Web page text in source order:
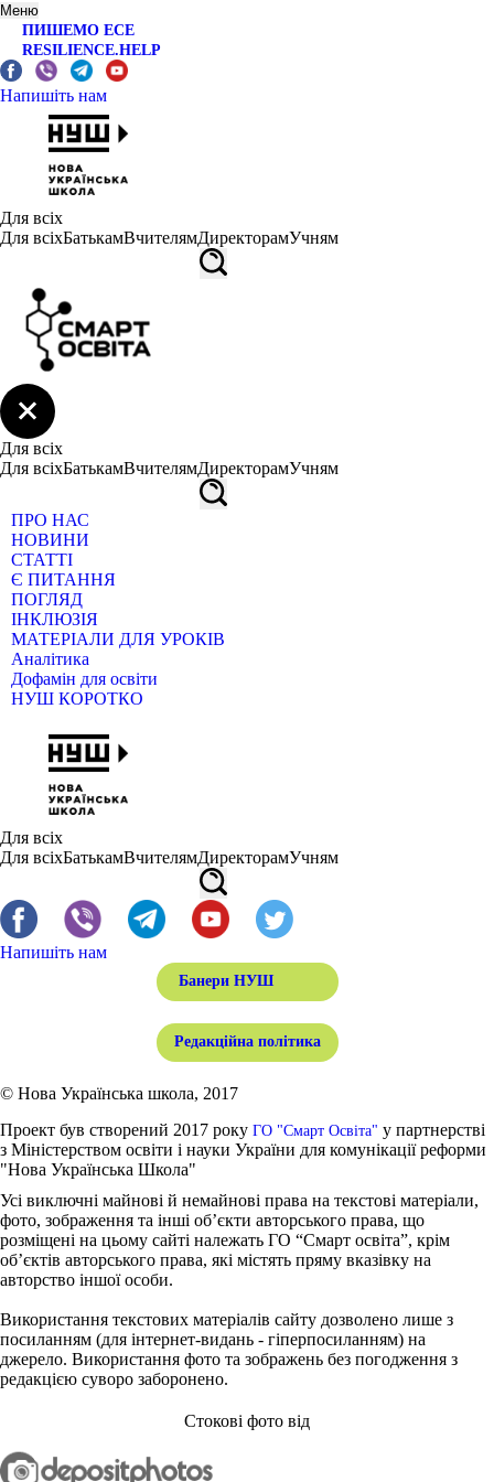
Меню
ПИШЕМО ЕСЕ
RESILIENCE.HELP
Напишіть нам
Для всіх
Для всіхБатькамВчителямДиректорамУчням
Для всіх
Для всіхБатькамВчителямДиректорамУчням
ПРО НАС
НОВИНИ
СТАТТІ
Є ПИТАННЯ
ПОГЛЯД
ІНКЛЮЗІЯ
МАТЕРІАЛИ ДЛЯ УРОКІВ
Аналітика
Дофамін для освіти
НУШ КОРОТКО
Для всіх
Для всіхБатькамВчителямДиректорамУчням
Напишіть нам
Банери НУШ
Редакційна політика
© Нова Українська школа, 2017
Проект був створений 2017 року ГО "Смарт Освіта" у партнерстві
з Міністерством освіти і науки України для комунікації реформи
"Нова Українська Школа"
Усі виключні майнові й немайнові права на текстові матеріали,
фото, зображення та інші об’єкти авторського права, що
розміщені на цьому сайті належать ГО “Смарт освіта”, крім
об’єктів авторського права, які містять пряму вказівку на
авторство іншої особи.
Використання текстових матеріалів сайту дозволено лише з
посиланням (для інтернет-видань - гіперпосиланням) на
джерело. Використання фото та зображень без погодження з
редакцією суворо заборонено.
Стокові фото від